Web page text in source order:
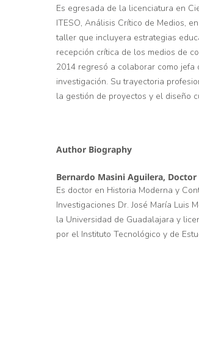
Es egresada de la licenciatura en
ITESO, Análisis Crítico de Medios,
taller que incluyera estrategias
recepción crítica de los medios de
2014 regresó a colaborar como
investigación. Su trayectoria
la gestión de proyectos y el diseño
Author Biography
Bernardo Masini Aguilera, Doctor
Es doctor en Historia Moderna y
Investigaciones Dr. José María Luis
la Universidad de Guadalajara y
por el Instituto Tecnológico y de